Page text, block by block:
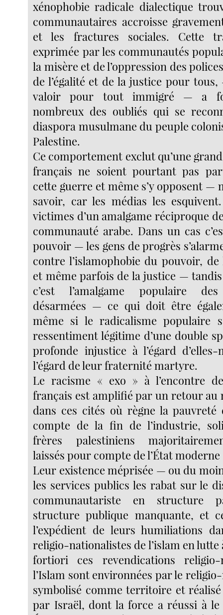
xénophobie radicale dialectique
communautaires accroisse
et les fractures sociales. Cette
exprimée par les communautés
la misère et de l’oppression des
de l’égalité et de la justice pour
valoir pour tout immigré — a
nombreux des oubliés qui se
diaspora musulmane du peuple
Palestine.
Ce comportement exclut qu’une
français ne soient pourtant pas
cette guerre et même s’y opposent —
savoir, car les médias les
victimes d’un amalgame réciproque
communauté arabe. Dans un cas
pouvoir — les gens de progrès
contre l’islamophobie du pouvoir, de
et même parfois de la justice — tandis
c’est l’amalgame populaire
désarmées — ce qui doit être
même si le radicalisme populaire
ressentiment légitime d’une double
profonde injustice à l’égard
l’égard de leur fraternité martyre.
Le racisme « exo » à l’encontre
français est amplifié par un retour au
dans ces cités où règne la pauvreté
compte de la fin de l’industrie,
frères palestiniens
laissés pour compte de l’État moderne
Leur existence méprisée — ou du
les services publics les rabat sur le
communautariste en structure
structure publique manquante, et
l’expédient de leurs humiliations
religio-nationalistes de l’islam en lutte
fortiori ces revendications religio-
l’Islam sont environnées par le
symbolisé comme territoire et
par Israël, dont la force a réussi à